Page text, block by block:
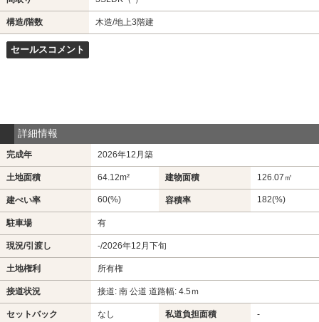
構造/階数 木造/地上3階建
セールスコメント
詳細情報
完成年 2026年12月築
土地面積 64.12m² 建物面積 126.07㎡
建ぺい率 60(%) 容積率 182(%)
駐車場 有
現況/引渡し -/2026年12月下旬
土地権利 所有権
接道状況 接道: 南 公道 道路幅: 4.5ｍ
セットバック なし 私道負担面積 -